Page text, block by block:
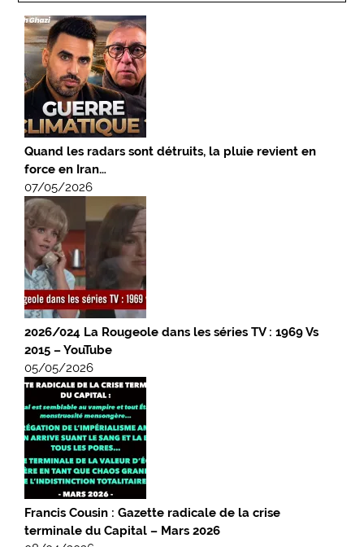
Quand les radars sont détruits, la pluie revient en
force en Iran…
07/05/2026
2026/024 La Rougeole dans les séries TV : 1969 Vs
2015 – YouTube
05/05/2026
Francis Cousin : Gazette radicale de la crise
terminale du Capital – Mars 2026